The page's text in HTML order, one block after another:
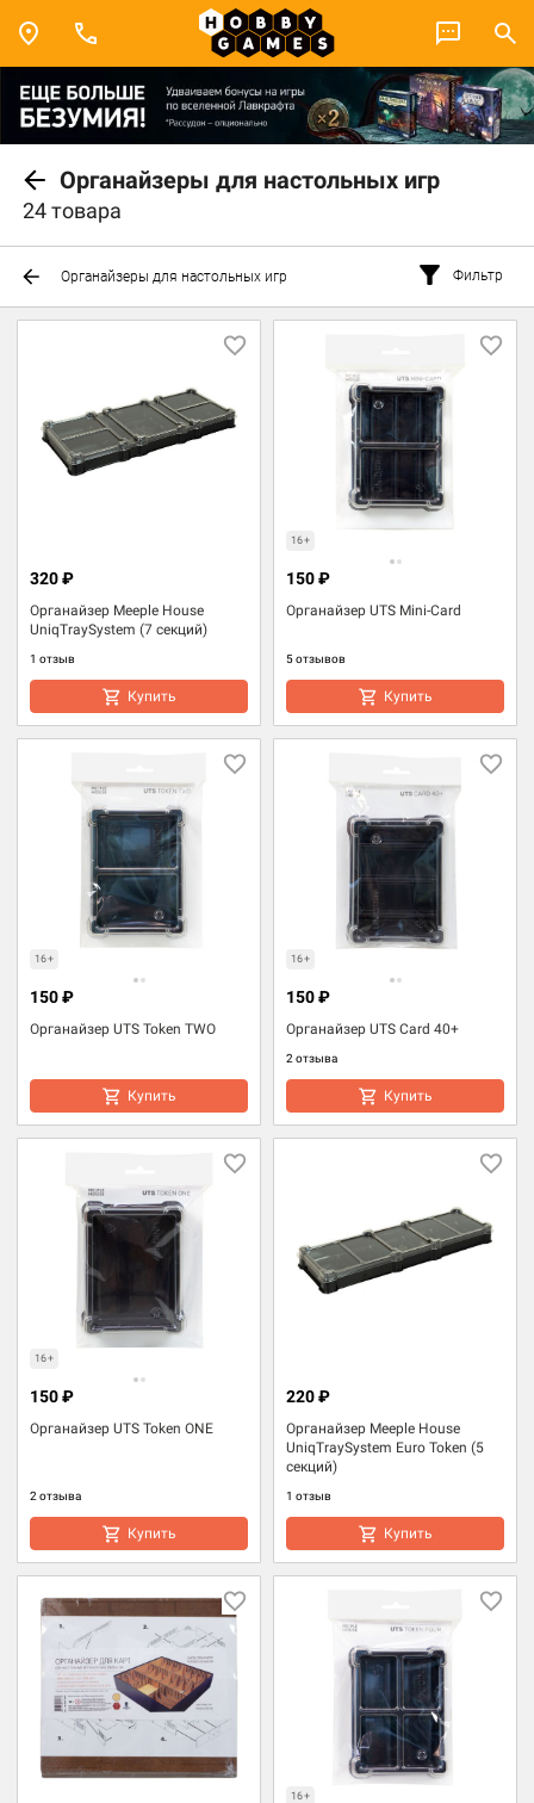
Органайзеры для настольных игр
24 товара
Органайзеры для настольных игр Фильтр
Органайзер Meeple House
UniqTraySystem (7 секций)
1 отзыв
320 ₽
Купить
16+
Органайзер UTS Mini-Card
5 отзывов
150 ₽
Купить
16+
Органайзер UTS Token TWO
150 ₽
Купить
16+
Органайзер UTS Card 40+
2 отзыва
150 ₽
Купить
16+
Органайзер UTS Token ONE
2 отзыва
150 ₽
Купить
Органайзер Meeple House
UniqTraySystem Euro Token (5
секций)
1 отзыв
220 ₽
Купить
16+